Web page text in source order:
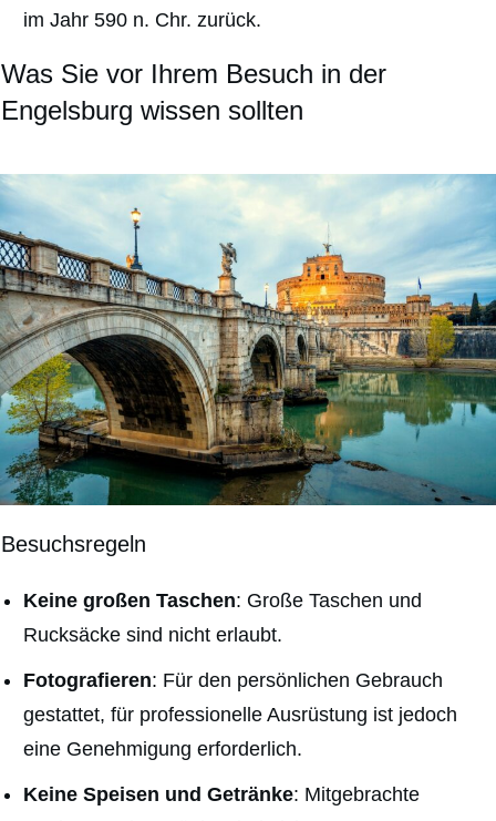
im Jahr 590 n. Chr. zurück.
Was Sie vor Ihrem Besuch in der
Engelsburg wissen sollten
Besuchsregeln
Keine großen Taschen: Große Taschen und
Rucksäcke sind nicht erlaubt.
Fotografieren: Für den persönlichen Gebrauch
gestattet, für professionelle Ausrüstung ist jedoch
eine Genehmigung erforderlich.
Keine Speisen und Getränke: Mitgebrachte